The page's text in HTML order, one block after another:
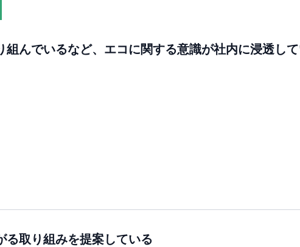
んでいるなど、エコに関する意識が社内に浸透し
る取り組みを提案している